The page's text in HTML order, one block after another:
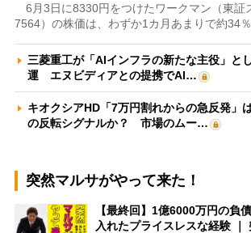
6月3日に8330円をつけたワークマン（東証
7564）の株価は、わずか1カ月あまりで約34
三菱重工が「AIインフラの新たな主役」と
運 エヌビディアとの提携でAI…
キオクシアHD「7万円割れからの急反発」
の反転シグナルか？ 市場のムー…
突然マルサがやって来た！
【最終回】1億6000万円の負
入れたプライスレスな経験